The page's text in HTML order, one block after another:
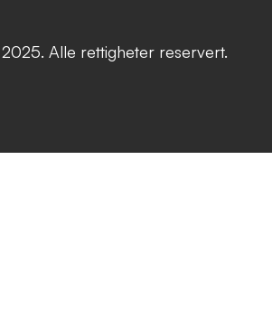
Alle rettigheter reservert.